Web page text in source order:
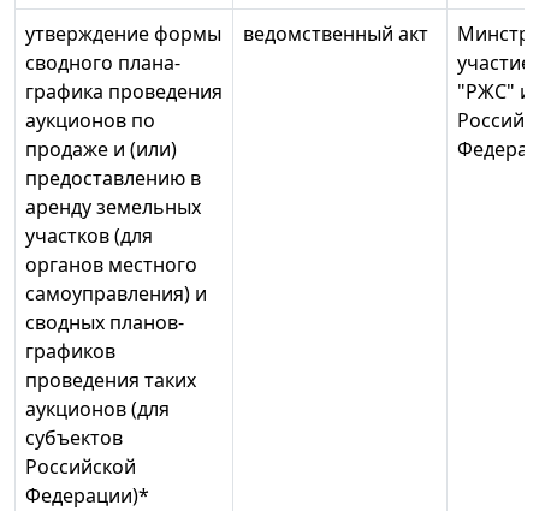
утверждение формы
сводного плана-
графика проведения
аукционов по
продаже и (или)
предоставлению в
аренду земельных
участков (для
органов местного
самоуправления) и
сводных планов-
графиков
проведения таких
аукционов (для
субъектов
Российской
Федерации)*
ведомственный акт
"РЖС" и